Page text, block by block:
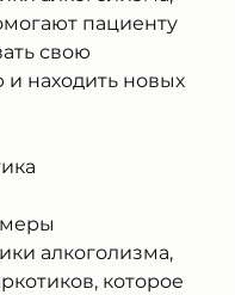
пациенту
свою
находить новых
алкоголизма,
которое